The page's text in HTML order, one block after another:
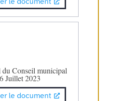
du Conseil municipal
Juillet 2023
le document